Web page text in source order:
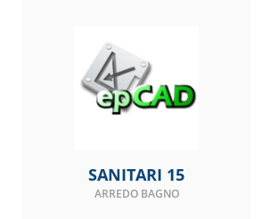
SANITARI 15
ARREDO BAGNO